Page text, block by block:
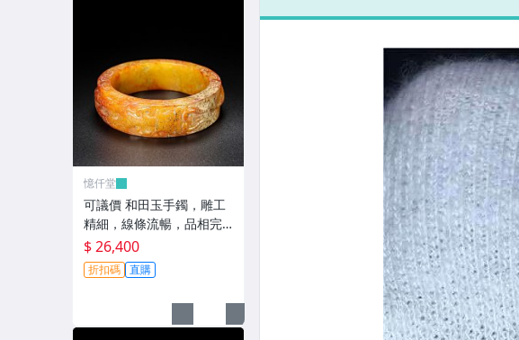
憶仟堂
可議價 和田玉手鐲，雕工
精細，線條流暢，品相完
美，口徑60，重112克，價
2200252088古玩 收藏 擺
件
$ 26,400
折扣碼 直購